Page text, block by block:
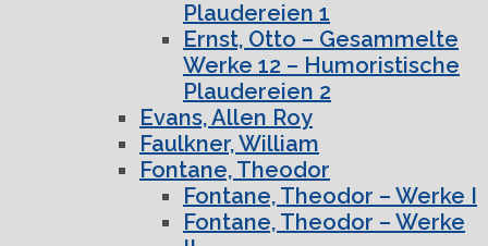
Plaudereien 1
Ernst, Otto – Gesammelte
Werke 12 – Humoristische
Plaudereien 2
Evans, Allen Roy
Faulkner, William
Fontane, Theodor
Fontane, Theodor – Werke I
Fontane, Theodor – Werke